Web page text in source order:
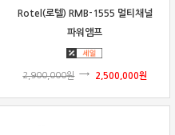
Rotel(로텔) RMB-1555 멀티채널
파워앰프
2,900,000원 2,500,000원